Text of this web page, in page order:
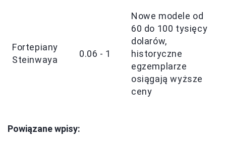
Fortepiany
Steinwaya
0.06 - 1
Nowe modele od
60 do 100 tysięcy
dolarów,
historyczne
egzemplarze
osiągają wyższe
ceny
Powiązane wpisy: